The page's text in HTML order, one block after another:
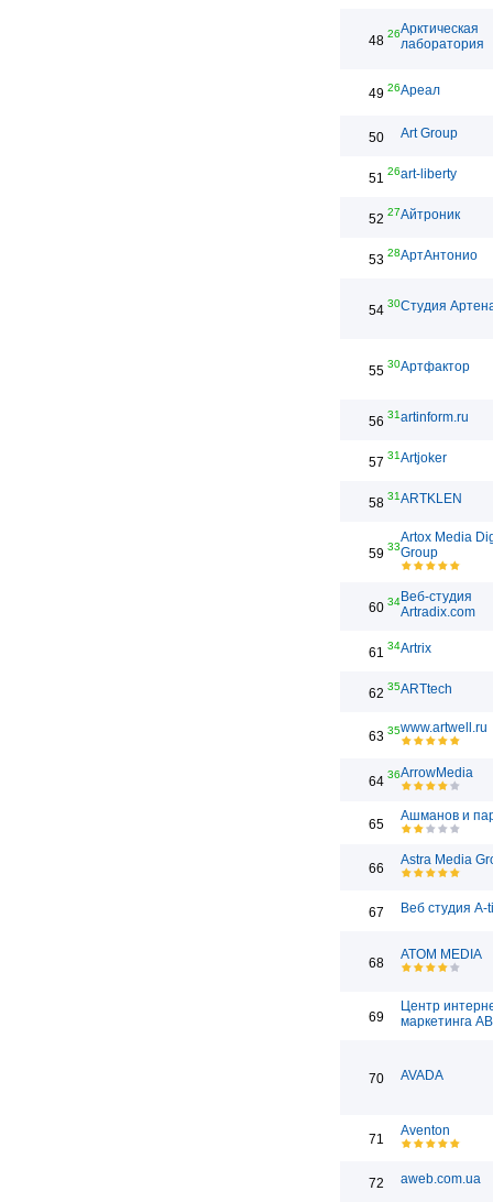
48 26Арктическая
лаборатория
49 26Ареал
50 Art Group
51 26art-liberty
52 27Айтроник
53 28АртАнтонио
54 30Студия
55 30Артфактор
56 31artinform.ru
57 31Artjoker
58 31ARTKLEN
59 33
Artox Media
Group
60 34Веб-студия
Artradix.com
61 34Artrix
62 35ARTtech
63 35www.artwell.ru
64 36ArrowMedia
65
Ашманов и
66
Astra Media
67 Веб студия A-
68
ATOM MEDIA
69
Центр
маркетинга
70 AVADA
71
Aventon
72 aweb.com.ua